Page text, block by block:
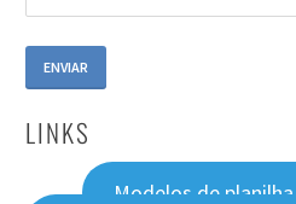
LINKS
Modelos de